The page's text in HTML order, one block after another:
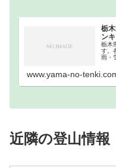
栃
ン
栃木
す。
雨・
www.yama-no-
近隣の登山情報